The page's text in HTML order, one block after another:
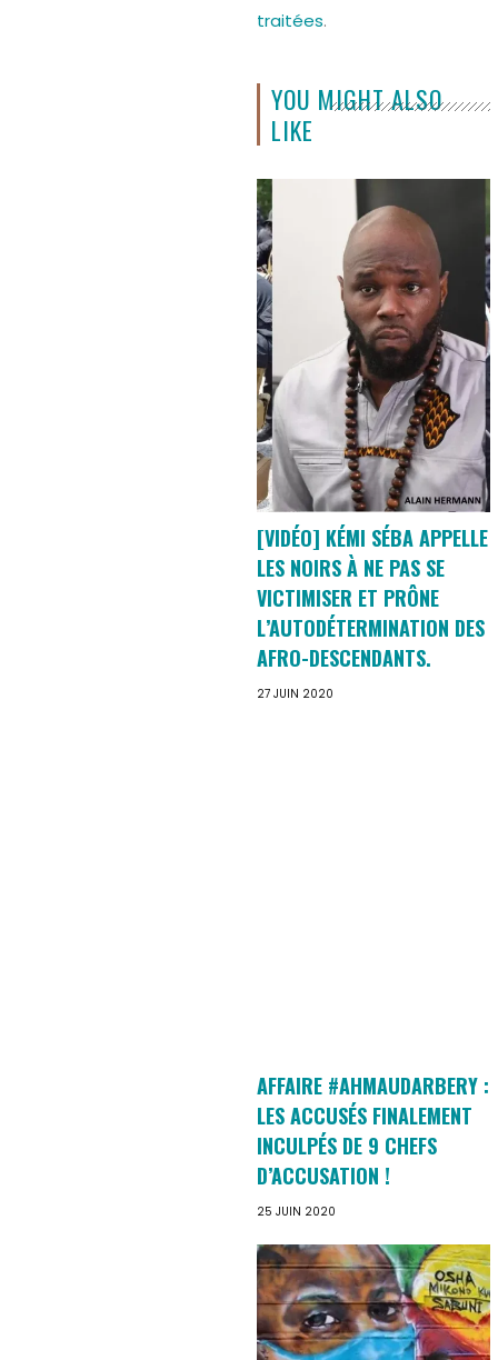
traitées.
YOU MIGHT ALSO
LIKE
[VIDÉO] KÉMI SÉBA APPELLE
LES NOIRS À NE PAS SE
VICTIMISER ET PRÔNE
L’AUTODÉTERMINATION DES
AFRO-DESCENDANTS.
27 JUIN 2020
AFFAIRE #AHMAUDARBERY :
LES ACCUSÉS FINALEMENT
INCULPÉS DE 9 CHEFS
D’ACCUSATION !
25 JUIN 2020